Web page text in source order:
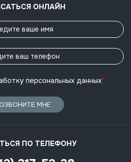
ОНЛАЙН
персональных данных*
МНЕ
ПО ТЕЛЕФОНУ